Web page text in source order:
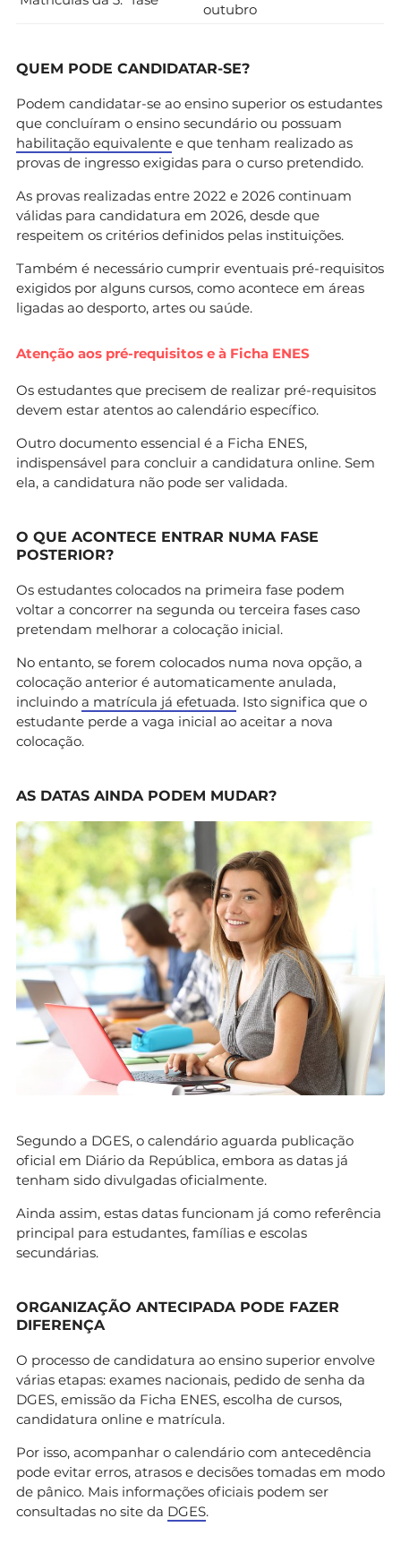
outubro
QUEM PODE CANDIDATAR-SE?
Podem candidatar-se ao ensino superior os estudantes
que concluíram o ensino secundário ou possuam
habilitação equivalente e que tenham realizado as
provas de ingresso exigidas para o curso pretendido.
As provas realizadas entre 2022 e 2026 continuam
válidas para candidatura em 2026, desde que
respeitem os critérios definidos pelas instituições.
Também é necessário cumprir eventuais pré-requisitos
exigidos por alguns cursos, como acontece em áreas
ligadas ao desporto, artes ou saúde.
Atenção aos pré-requisitos e à Ficha ENES
Os estudantes que precisem de realizar pré-requisitos
devem estar atentos ao calendário específico.
Outro documento essencial é a Ficha ENES,
indispensável para concluir a candidatura online. Sem
ela, a candidatura não pode ser validada.
O QUE ACONTECE ENTRAR NUMA FASE
POSTERIOR?
Os estudantes colocados na primeira fase podem
voltar a concorrer na segunda ou terceira fases caso
pretendam melhorar a colocação inicial.
No entanto, se forem colocados numa nova opção, a
colocação anterior é automaticamente anulada,
incluindo a matrícula já efetuada. Isto significa que o
estudante perde a vaga inicial ao aceitar a nova
colocação.
AS DATAS AINDA PODEM MUDAR?
Segundo a DGES, o calendário aguarda publicação
oficial em Diário da República, embora as datas já
tenham sido divulgadas oficialmente.
Ainda assim, estas datas funcionam já como referência
principal para estudantes, famílias e escolas
secundárias.
ORGANIZAÇÃO ANTECIPADA PODE FAZER
DIFERENÇA
O processo de candidatura ao ensino superior envolve
várias etapas: exames nacionais, pedido de senha da
DGES, emissão da Ficha ENES, escolha de cursos,
candidatura online e matrícula.
Por isso, acompanhar o calendário com antecedência
pode evitar erros, atrasos e decisões tomadas em modo
de pânico. Mais informações oficiais podem ser
consultadas no site da DGES.